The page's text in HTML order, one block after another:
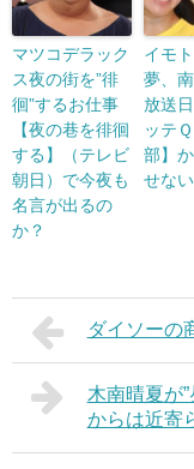
マツコデラック
ス夜の街を”徘
徊”するお仕事
【夜の巷を徘徊
する】（テレビ
朝日）で今夜も
名言が出るの
か？
イモ
夢、
放送
ッテ
部】
せない
ダイソーの
木南晴夏が
からは近寄